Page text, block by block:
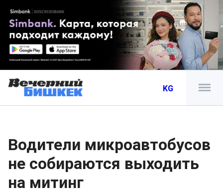
KG
Водители микроавтобусов
не собираются выходить
на митинг